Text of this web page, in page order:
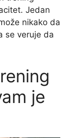
Jedan
nikako da
se veruje da
je